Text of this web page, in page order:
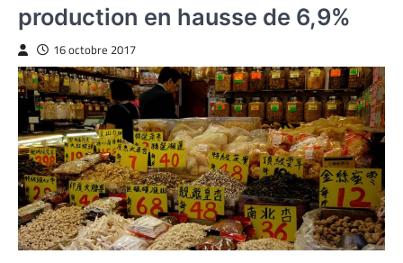
production en hausse de 6,9%
16 octobre 2017